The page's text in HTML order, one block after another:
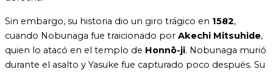
Sin embargo, su historia dio un giro trágico en 1582,
cuando Nobunaga fue traicionado por Akechi Mitsuhide,
quien lo atacó en el templo de Honnō-ji. Nobunaga murió
durante el asalto y Yasuke fue capturado poco después. Su